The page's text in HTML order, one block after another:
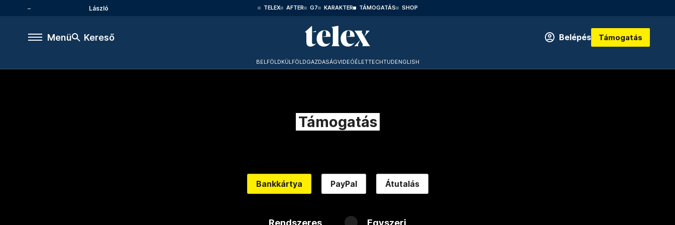
László TELEX AFTER G7 KARAKTER TÁMOGATÁS SHOP
Menü Kereső Belépés Támogatás
BELFÖLDKÜLFÖLDGAZDASÁGVIDEÓÉLETTECHTUDENGLISH
Támogatás
Bankkártya PayPal Átutalás
Rendszeres Egyszeri